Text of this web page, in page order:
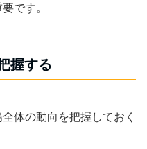
です。
握する
体の動向を把握しておく